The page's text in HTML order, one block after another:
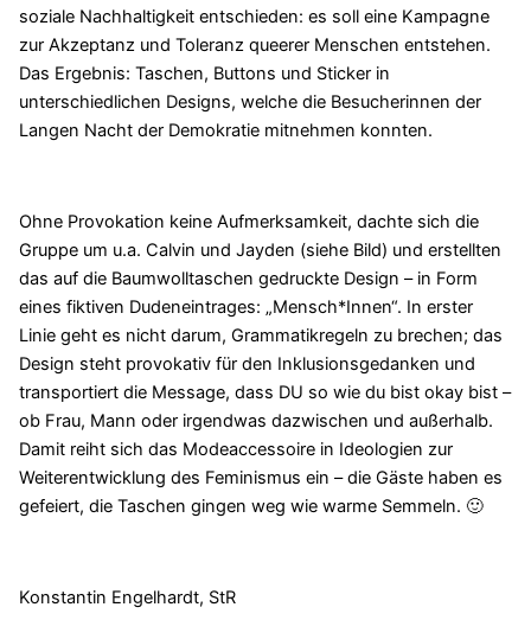
soziale Nachhaltigkeit entschieden: es soll eine Kampagne
zur Akzeptanz und Toleranz queerer Menschen entstehen.
Das Ergebnis: Taschen, Buttons und Sticker in
unterschiedlichen Designs, welche die Besucherinnen der
Langen Nacht der Demokratie mitnehmen konnten.
Ohne Provokation keine Aufmerksamkeit, dachte sich die
Gruppe um u.a. Calvin und Jayden (siehe Bild) und erstellten
das auf die Baumwolltaschen gedruckte Design – in Form
eines fiktiven Dudeneintrages: „Mensch*Innen“. In erster
Linie geht es nicht darum, Grammatikregeln zu brechen; das
Design steht provokativ für den Inklusionsgedanken und
transportiert die Message, dass DU so wie du bist okay bist –
ob Frau, Mann oder irgendwas dazwischen und außerhalb.
Damit reiht sich das Modeaccessoire in Ideologien zur
Weiterentwicklung des Feminismus ein – die Gäste haben es
gefeiert, die Taschen gingen weg wie warme Semmeln. 🙂
Konstantin Engelhardt, StR